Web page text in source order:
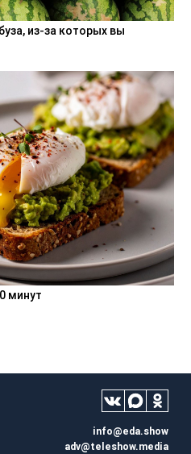
из-за которых вы
минут
info@eda.show
adv@teleshow.media